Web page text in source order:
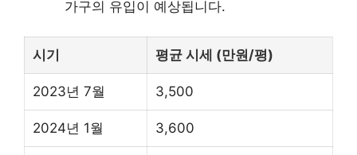
가구의 유입이 예상됩니다.
시기 평균 시세 (만원/평)
2023년 7월 3,500
2024년 1월 3,600